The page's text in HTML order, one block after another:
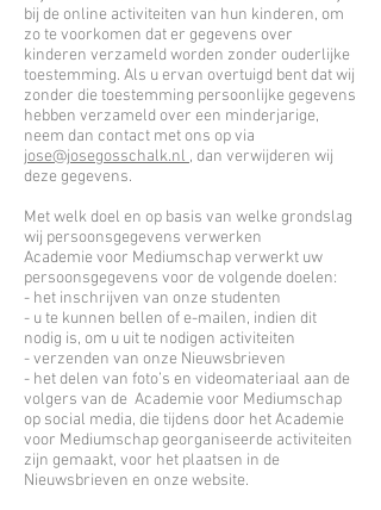
bij de online activiteiten van hun kinderen, om
zo te voorkomen dat er gegevens over
kinderen verzameld worden zonder ouderlijke
toestemming. Als u ervan overtuigd bent dat wij
zonder die toestemming persoonlijke gegevens
hebben verzameld over een minderjarige,
neem dan contact met ons op via
jose@josegosschalk.nl , dan verwijderen wij
deze gegevens.
Met welk doel en op basis van welke grondslag
wij persoonsgegevens verwerken
Academie voor Mediumschap verwerkt uw
persoonsgegevens voor de volgende doelen:
- het inschrijven van onze studenten
- u te kunnen bellen of e-mailen, indien dit
nodig is, om u uit te nodigen activiteiten
- verzenden van onze Nieuwsbrieven
- het delen van foto’s en videomateriaal aan de
volgers van de Academie voor Mediumschap
op social media, die tijdens door het Academie
voor Mediumschap georganiseerde activiteiten
zijn gemaakt, voor het plaatsen in de
Nieuwsbrieven en onze website.